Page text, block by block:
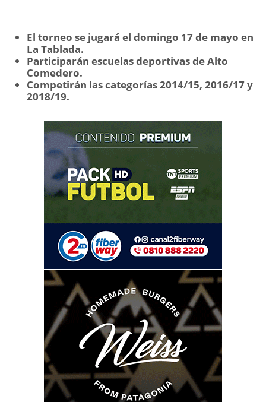
El torneo se jugará el domingo 17 de mayo en
La Tablada.
Participarán escuelas deportivas de Alto
Comedero.
Competirán las categorías 2014/15, 2016/17 y
2018/19.